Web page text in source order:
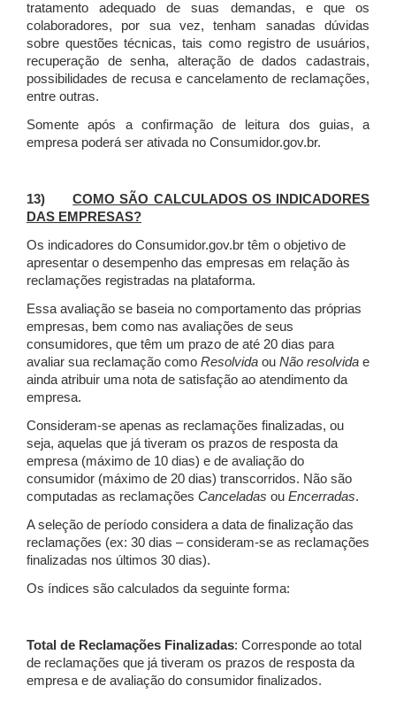
tratamento adequado de suas demandas, e que os
colaboradores, por sua vez, tenham sanadas dúvidas
sobre questões técnicas, tais como registro de usuários,
recuperação de senha, alteração de dados cadastrais,
possibilidades de recusa e cancelamento de reclamações,
entre outras.
Somente após a confirmação de leitura dos guias, a
empresa poderá ser ativada no Consumidor.gov.br.
13)COMO SÃO CALCULADOS OS INDICADORES
DAS EMPRESAS?
Os indicadores do Consumidor.gov.br têm o objetivo de
apresentar o desempenho das empresas em relação às
reclamações registradas na plataforma.
Essa avaliação se baseia no comportamento das próprias
empresas, bem como nas avaliações de seus
consumidores, que têm um prazo de até 20 dias para
avaliar sua reclamação como Resolvida ou Não resolvida e
ainda atribuir uma nota de satisfação ao atendimento da
empresa.
Consideram-se apenas as reclamações finalizadas, ou
seja, aquelas que já tiveram os prazos de resposta da
empresa (máximo de 10 dias) e de avaliação do
consumidor (máximo de 20 dias) transcorridos. Não são
computadas as reclamações Canceladas ou Encerradas.
A seleção de período considera a data de finalização das
reclamações (ex: 30 dias – consideram-se as reclamações
finalizadas nos últimos 30 dias).
Os índices são calculados da seguinte forma:
Total de Reclamações Finalizadas: Corresponde ao total
de reclamações que já tiveram os prazos de resposta da
empresa e de avaliação do consumidor finalizados.